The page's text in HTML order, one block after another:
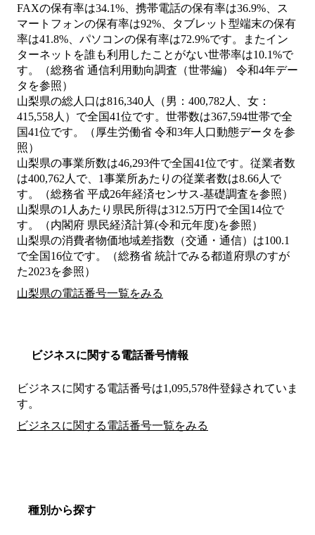
FAXの保有率は34.1%、携帯電話の保有率は36.9%、ス
マートフォンの保有率は92%、タブレット型端末の保有
率は41.8%、パソコンの保有率は72.9%です。またイン
ターネットを誰も利用したことがない世帯率は10.1%で
す。（総務省 通信利用動向調査（世帯編） 令和4年デー
タを参照）
山梨県の総人口は816,340人（男：400,782人、女：
415,558人）で全国41位です。世帯数は367,594世帯で全
国41位です。（厚生労働省 令和3年人口動態データを参
照）
山梨県の事業所数は46,293件で全国41位です。従業者数
は400,762人で、1事業所あたりの従業者数は8.66人で
す。（総務省 平成26年経済センサス‐基礎調査を参照）
山梨県の1人あたり県民所得は312.5万円で全国14位で
す。（内閣府 県民経済計算(令和元年度)を参照）
山梨県の消費者物価地域差指数（交通・通信）は100.1
で全国16位です。（総務省 統計でみる都道府県のすが
た2023を参照）
山梨県の電話番号一覧をみる
ビジネスに関する電話番号情報
ビジネスに関する電話番号は1,095,578件登録されていま
す。
ビジネスに関する電話番号一覧をみる
種別から探す